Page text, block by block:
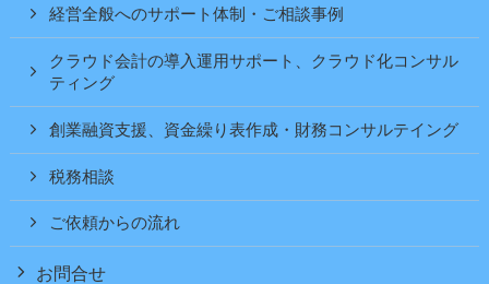
経営全般へのサポート体制・ご相談事例
クラウド会計の導入運用サポート、クラウド化コンサル
ティング
創業融資支援、資金繰り表作成・財務コンサルテイング
税務相談
ご依頼からの流れ
お問合せ